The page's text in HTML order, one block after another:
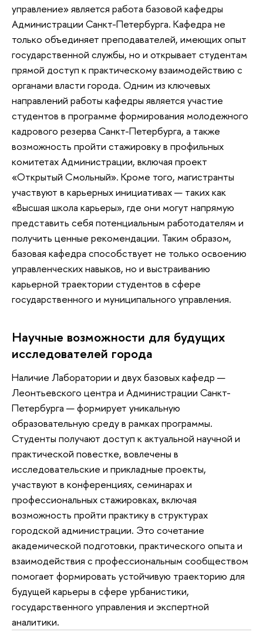
управление» является работа базовой кафедры
Администрации Санкт-Петербурга. Кафедра не
только объединяет преподавателей, имеющих опыт
государственной службы, но и открывает студентам
прямой доступ к практическому взаимодействию с
органами власти города. Одним из ключевых
направлений работы кафедры является участие
студентов в программе формирования молодежного
кадрового резерва Санкт-Петербурга, а также
возможность пройти стажировку в профильных
комитетах Администрации, включая проект
«Открытый Смольный». Кроме того, магистранты
участвуют в карьерных инициативах — таких как
«Высшая школа карьеры», где они могут напрямую
представить себя потенциальным работодателям и
получить ценные рекомендации. Таким образом,
базовая кафедра способствует не только освоению
управленческих навыков, но и выстраиванию
карьерной траектории студентов в сфере
государственного и муниципального управления.
Научные возможности для будущих
исследователей города
Наличие Лаборатории и двух базовых кафедр —
Леонтьевского центра и Администрации Санкт-
Петербурга — формирует уникальную
образовательную среду в рамках программы.
Студенты получают доступ к актуальной научной и
практической повестке, вовлечены в
исследовательские и прикладные проекты,
участвуют в конференциях, семинарах и
профессиональных стажировках, включая
возможность пройти практику в структурах
городской администрации. Это сочетание
академической подготовки, практического опыта и
взаимодействия с профессиональным сообществом
помогает формировать устойчивую траекторию для
будущей карьеры в сфере урбанистики,
государственного управления и экспертной
аналитики.